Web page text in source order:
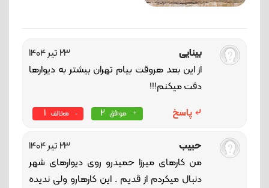
بینایی
23 تیر 1404
از این بعد هروقت بیام تهران بیشتر به دیوارها
دقت میکنم!!!
پاسخ
موافق 2 مخالف 1
حبیب
23 تیر 1404
من کارهای میرزا حمیدرو روی دیوارهای شهر
دنبال میکردم از قدیم . این کارهارو ولی ندیده